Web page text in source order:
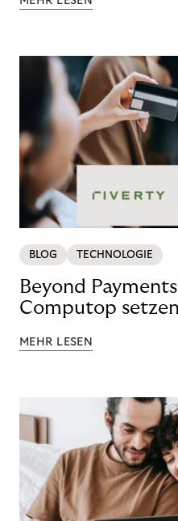
BLOG TECHNOLOGIE
Beyond
Computop
MEHR LESEN